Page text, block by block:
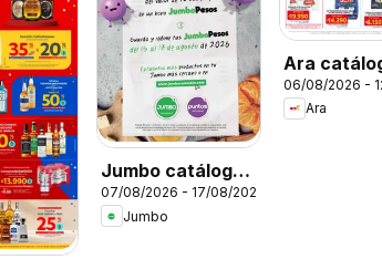
Jumbo catálogo
al 100
07/08/2026 - 17/08/2026
Jumbo
Ara
06/08/2026 -
Ara